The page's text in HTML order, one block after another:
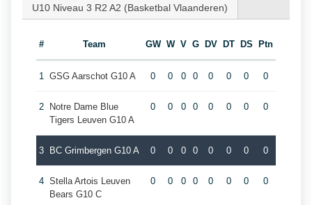
U10 Niveau 3 R2 A2 (Basketbal Vlaanderen)
# Team GW W V G DV DT DS Ptn
1 GSG Aarschot G10 A 0 0 0 0 0 0 0 0
2
Notre Dame Blue
Tigers Leuven G10 A
0 0 0 0 0 0 0 0
3 BC Grimbergen G10 A 0 0 0 0 0 0 0 0
4 Stella Artois Leuven
Bears G10 C
0 0 0 0 0 0 0 0